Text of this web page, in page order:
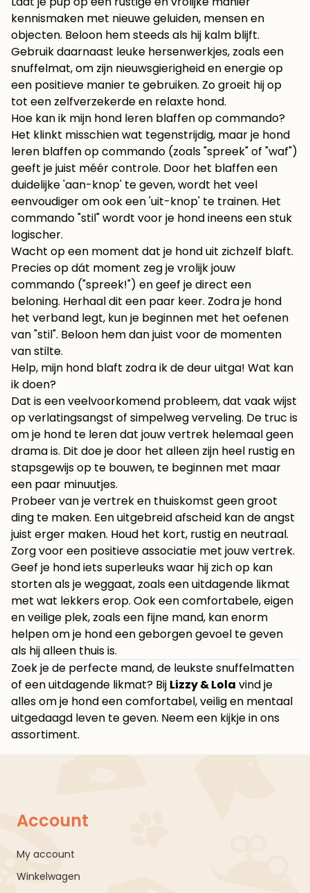
kennismaken met nieuwe geluiden, mensen en
objecten. Beloon hem steeds als hij kalm blijft.
Gebruik daarnaast leuke hersenwerkjes, zoals een
snuffelmat, om zijn nieuwsgierigheid en energie op
een positieve manier te gebruiken. Zo groeit hij op
tot een zelfverzekerde en relaxte hond.
Hoe kan ik mijn hond leren blaffen op commando?
Het klinkt misschien wat tegenstrijdig, maar je hond
leren blaffen op commando (zoals "spreek" of "waf")
geeft je juist méér controle. Door het blaffen een
duidelijke 'aan-knop' te geven, wordt het veel
eenvoudiger om ook een 'uit-knop' te trainen. Het
commando "stil" wordt voor je hond ineens een stuk
logischer.
Wacht op een moment dat je hond uit zichzelf blaft.
Precies op dát moment zeg je vrolijk jouw
commando ("spreek!") en geef je direct een
beloning. Herhaal dit een paar keer. Zodra je hond
het verband legt, kun je beginnen met het oefenen
van "stil". Beloon hem dan juist voor de momenten
van stilte.
Help, mijn hond blaft zodra ik de deur uitga! Wat kan
ik doen?
Dat is een veelvoorkomend probleem, dat vaak wijst
op verlatingsangst of simpelweg verveling. De truc is
om je hond te leren dat jouw vertrek helemaal geen
drama is. Dit doe je door het alleen zijn heel rustig en
stapsgewijs op te bouwen, te beginnen met maar
een paar minuutjes.
Probeer van je vertrek en thuiskomst geen groot
ding te maken. Een uitgebreid afscheid kan de angst
juist erger maken. Houd het kort, rustig en neutraal.
Zorg voor een positieve associatie met jouw vertrek.
Geef je hond iets superleuks waar hij zich op kan
storten als je weggaat, zoals een uitdagende likmat
met wat lekkers erop. Ook een comfortabele, eigen
en veilige plek, zoals een fijne mand, kan enorm
helpen om je hond een geborgen gevoel te geven
als hij alleen thuis is.
Zoek je de perfecte mand, de leukste snuffelmatten
of een uitdagende likmat? Bij Lizzy & Lola vind je
alles om je hond een comfortabel, veilig en mentaal
uitgedaagd leven te geven. Neem een kijkje in ons
assortiment.
Account
My account
Winkelwagen